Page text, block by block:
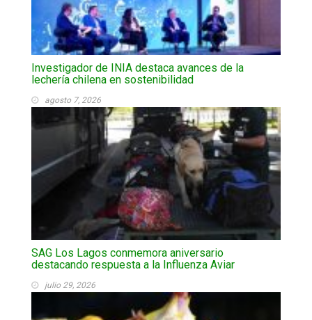
Investigador de INIA destaca avances de la
lechería chilena en sostenibilidad
agosto 7, 2026
SAG Los Lagos conmemora aniversario
destacando respuesta a la Influenza Aviar
julio 29, 2026